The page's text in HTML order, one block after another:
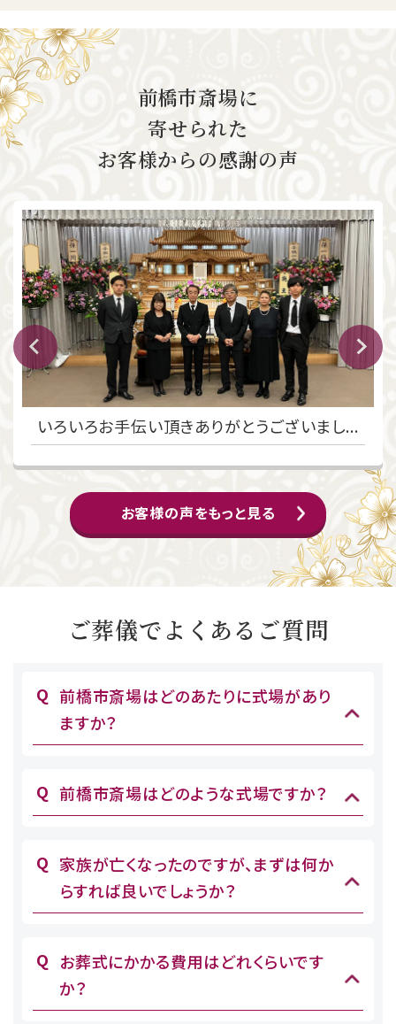
前橋市斎場に
寄せられた
お客様からの感謝の声
いろいろお手伝い頂きありがとうございまし...
お客様の声をもっと見る
ご葬儀でよくあるご質問
前橋市斎場はどのあたりに式場があり
ますか？
前橋市斎場はどのような式場ですか？
家族が亡くなったのですが、まずは何か
らすれば良いでしょうか？
お葬式にかかる費用はどれくらいです
か？